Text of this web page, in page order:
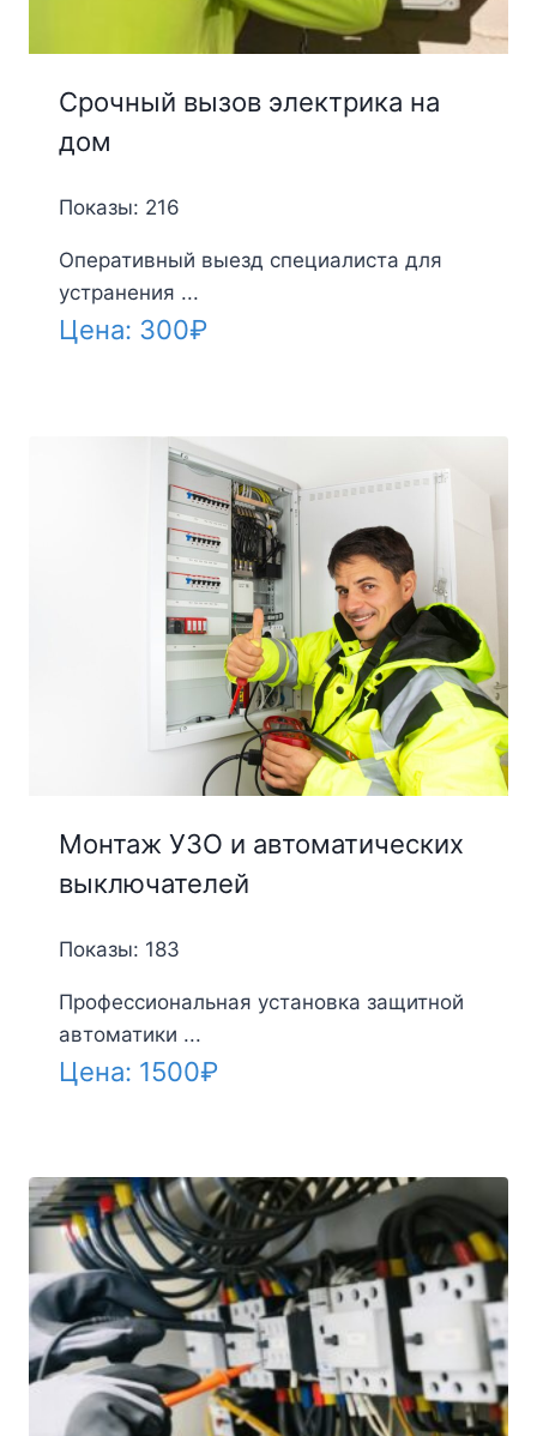
Срочный вызов электрика на
дом
Показы: 216
Оперативный выезд специалиста для
устранения ...
Цена: 300₽
Монтаж УЗО и автоматических
выключателей
Показы: 183
Профессиональная установка защитной
автоматики ...
Цена: 1500₽